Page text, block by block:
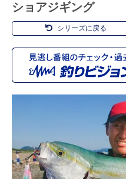
ショアジギング
シリーズに戻る